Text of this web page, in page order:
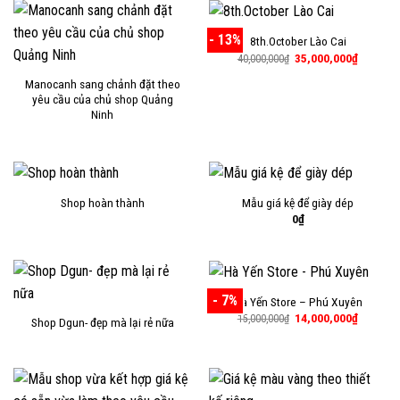
Manocanh sang chảnh đặt theo
yêu cầu của chủ shop Quảng
Ninh
- 13% 8th.October Lào Cai
40,000,000₫ Giá
gốc
35,000,000₫Giá
Shop hoàn thành
Mẫu giá kệ để giày dép
0₫
Shop Dgun- đẹp mà lại rẻ nữa
- 7%Hà Yến Store – Phú Xuyên
15,000,000₫ Giá
gốc
14,000,000₫Giá